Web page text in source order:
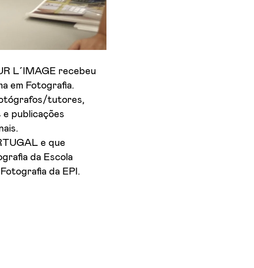
L´IMAGE recebeu
em Fotografia.
tutores,
publicações
e que
da Escola
da EPI.